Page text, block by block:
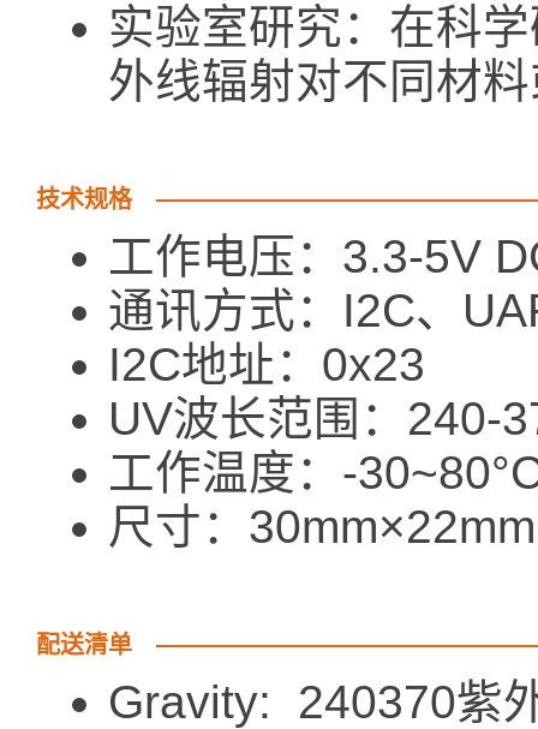
实验室研究：在科
外线辐射对不同材
技术规格
工作电压：3.3-5V
通讯方式：I2C、
I2C地址：0x23
UV波长范围：240-
工作温度：-
尺寸：30mm×22mm
配送清单
Gravity: 240370